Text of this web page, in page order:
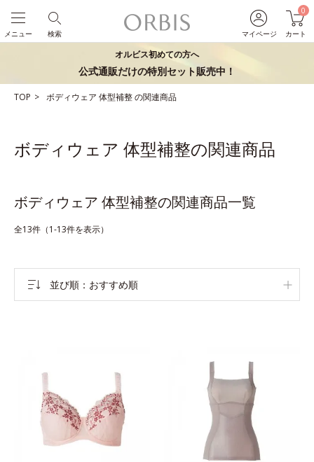
マイページ
0
カート
検索
メニュー
オルビス初めての方へ
公式通販だけの特別セット販売中！
TOP ボディウェア 体型補整の関連商品
ボディウェア 体型補整の関連商品
ボディウェア 体型補整の関連商品一覧
全13件（1-13件を表示）
並び順 おすすめ順